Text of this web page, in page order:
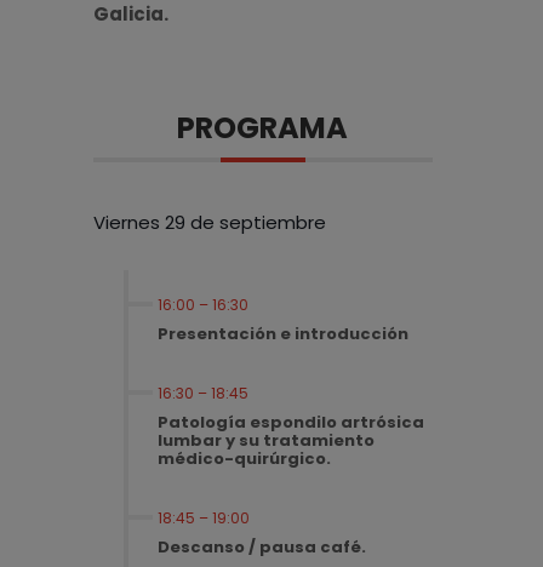
Galicia.
PROGRAMA
Viernes 29 de septiembre
16:00 – 16:30
Presentación e introducción
16:30 – 18:45
Patología espondilo artrósica
lumbar y su tratamiento
médico-quirúrgico.
18:45 – 19:00
Descanso / pausa café.